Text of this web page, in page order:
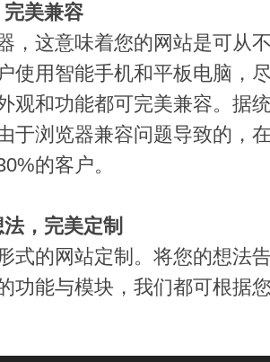
美兼容
，这意味着您的网站是可从
使用智能手机和平板电脑，
观和功能都可完美兼容。据
于浏览器兼容问题导致的，
的客户。
，完美定制
式的网站定制。将您的想法
功能与模块，我们都可根据